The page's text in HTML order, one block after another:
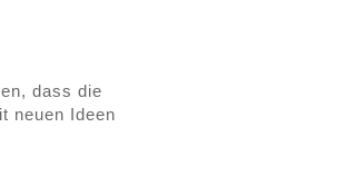
dass die
neuen Ideen